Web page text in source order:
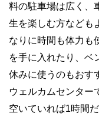
料の駐車場は広く、
生を楽しむ方なども
なりに時間も体力も
を手に入れたり、ベ
休みに使うのもおす
ウェルカムセンター
空いていれば1時間